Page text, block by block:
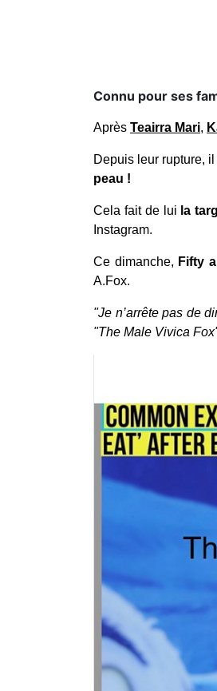
Connu pour ses
Après Teairra Mari,
Depuis leur rupture,
peau !
Cela fait de lui la
Instagram.
Ce dimanche, Fifty
A.Fox.
"Je n’arrête pas de
"The Male Vivica